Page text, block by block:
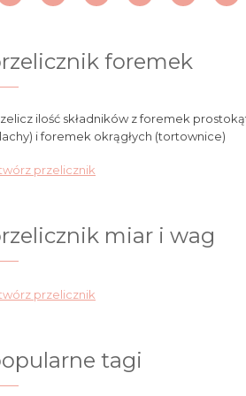
foremek
ilość składników z foremek
i foremek okrągłych (tortownice)
przelicznik
miar i wag
przelicznik
tagi